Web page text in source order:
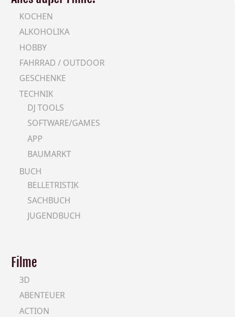
KOCHEN
ALKOHOLIKA
HOBBY
FAHRRAD / OUTDOOR
GESCHENKE
TECHNIK
DJ TOOLS
SOFTWARE/GAMES
APP
BAUMARKT
BUCH
BELLETRISTIK
SACHBUCH
JUGENDBUCH
Filme
3D
ABENTEUER
ACTION